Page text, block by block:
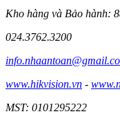
Kho hàng và Bảo hành:
024.3762.3200
www.hikvision.vn -
MST: 0101295222